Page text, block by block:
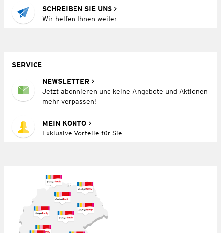
SCHREIBEN SIE UNS
Wir helfen Ihnen weiter
SERVICE
NEWSLETTER
Jetzt abonnieren und keine Angebote und Aktionen
mehr verpassen!
MEIN KONTO
Exklusive Vorteile für Sie